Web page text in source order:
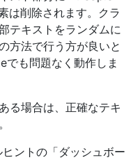
は削除されます。クラ
テキストをランダムに
方法で行う方が良いと
も問題なく動作しま
る場合は、正確なテキ
ントの「ダッシュボー